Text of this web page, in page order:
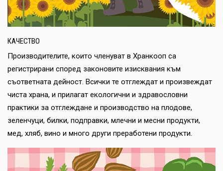
КАЧЕСТВО
Производителите, които членуват в Хранкооп са
регистрирани според законовите изисквания към
съответната дейност. Всички те отглеждат и произвеждат
чиста храна, и прилагат екологични и здравословни
практики за отглеждане и производство на плодове,
зеленчуци, билки, подправки, млечни и месни продукти,
мед, хляб, вино и много други преработени продукти.